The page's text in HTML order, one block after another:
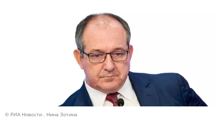
© РИА Новости . Нина Зотина